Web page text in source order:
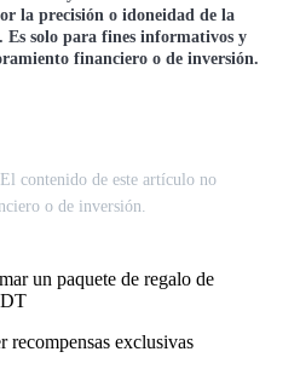
recompensas en efectivo
la precisión o idoneidad de la
solo para fines informativos y
financiero o de inversión.
contenido de este artículo no
o de inversión.
un paquete de regalo de
recompensas exclusivas